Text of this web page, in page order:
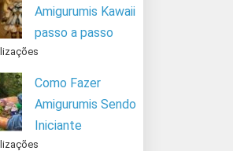
Amigurumis Kawaii
passo a passo
Como Fazer
Amigurumis Sendo
Iniciante